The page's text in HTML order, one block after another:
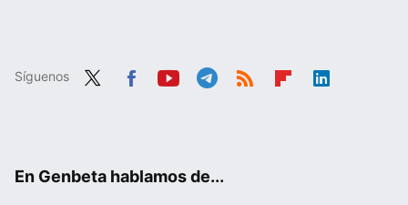
Síguenos
En Genbeta hablamos de...